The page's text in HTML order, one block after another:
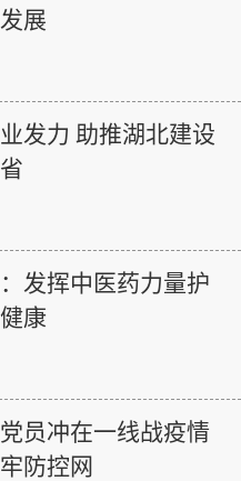
展
发力 助推湖北建设
发挥中医药力量护
康
党员冲在一线战疫情
防控网